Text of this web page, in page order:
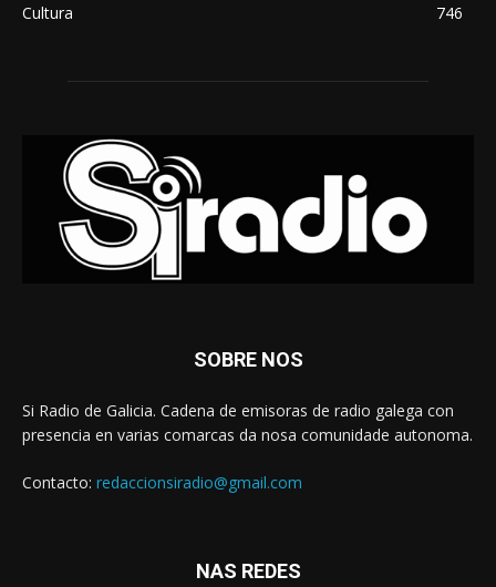
Cultura
746
SOBRE NOS
Si Radio de Galicia. Cadena de emisoras de radio galega con
presencia en varias comarcas da nosa comunidade autonoma.
Contacto: redaccionsiradio@gmail.com
NAS REDES